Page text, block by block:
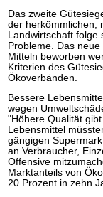
Das zweite
der herkömmlichen,
Landwirtschaft folge
Probleme. Das
Mitteln beworben
Kriterien des
Ökoverbänden.
Bessere
wegen
"Höhere Qualität
Lebensmittel
gängigen
an Verbraucher,
Offensive
Marktanteils von
20 Prozent in zehn